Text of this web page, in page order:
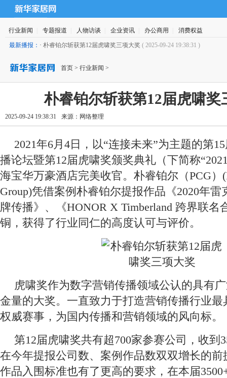
行业新闻 专题报道 人物访谈 企业资讯 办公商用 消费权益
最新播报： · 朴睿铂尔斩获第12届虎啸奖三项大奖 ( 2025-09-24 19:38:31 )
首页 > 行业新闻 >
朴睿铂尔斩获第12届虎啸奖
2025-09-24 19:38:31 来源： 网络整理
2021年6月4日，以“连接未来”为主题的第
播论坛暨第12届虎啸奖颁奖典礼（下简称
海宝华万豪酒店完美收官。朴睿铂尔（PCG）
Group)凭借案例朴睿铂尔提报作品《2020年雷
牌传播》、《HONOR X Timberland 跨界联名
铜，获得了行业同仁的高度认可与评价。
虎啸奖作为数字营销传播领域公认的具有
金量的大奖。一直致力于打造营销传播行业
权威赛事，为国内传播和营销领域的风向标。
第12届虎啸奖共有超700家参赛公司，收到
在今年提报公司数、案例作品数双双增长的
作品入围标准也有了更高的要求，在本届